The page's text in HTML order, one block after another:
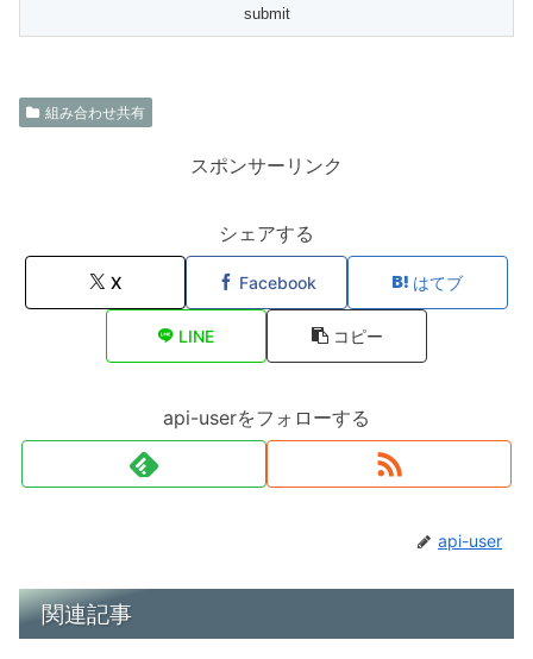
組み合わせ共有
スポンサーリンク
シェアする
X Facebook はてブ
LINE コピー
api-userをフォローする
api-user
関連記事